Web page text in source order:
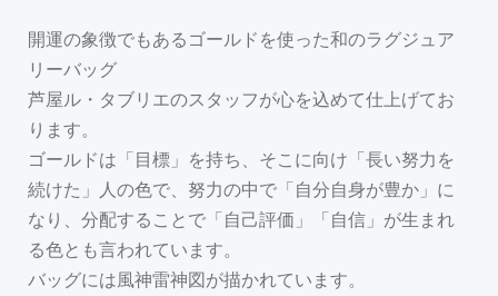
開運の象徴でもあるゴールドを使った和のラグジュア
リーバッグ
芦屋ル・タブリエのスタッフが心を込めて仕上げてお
ります。
ゴールドは「目標」を持ち、そこに向け「長い努力を
続けた」人の色で、努力の中で「自分自身が豊か」に
なり、分配することで「自己評価」「自信」が生まれ
る色とも言われています。
バッグには風神雷神図が描かれています。